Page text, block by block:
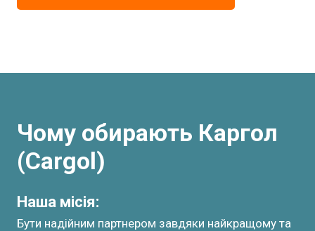
Чому обирають Каргол
(Cargol)
Наша місія:
Бути надійним партнером завдяки найкращому та